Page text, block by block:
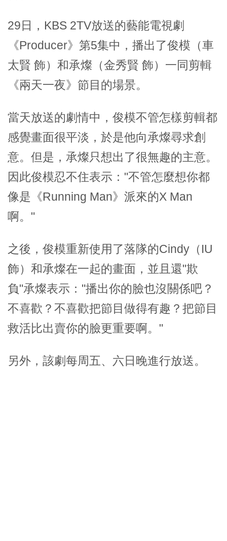
29日，KBS 2TV放送的藝能電視劇
《Producer》第5集中，播出了俊模（車
太賢 飾）和承燦（金秀賢 飾）一同剪輯
《兩天一夜》節目的場景。
當天放送的劇情中，俊模不管怎樣剪輯都
感覺畫面很平淡，於是他向承燦尋求創
意。但是，承燦只想出了很無趣的主意。
因此俊模忍不住表示："不管怎麼想你都
像是《Running Man》派來的X Man
啊。"
之後，俊模重新使用了落隊的Cindy（IU
飾）和承燦在一起的畫面，並且還"欺
負"承燦表示："播出你的臉也沒關係吧？
不喜歡？不喜歡把節目做得有趣？把節目
救活比出賣你的臉更重要啊。"
另外，該劇每周五、六日晚進行放送。